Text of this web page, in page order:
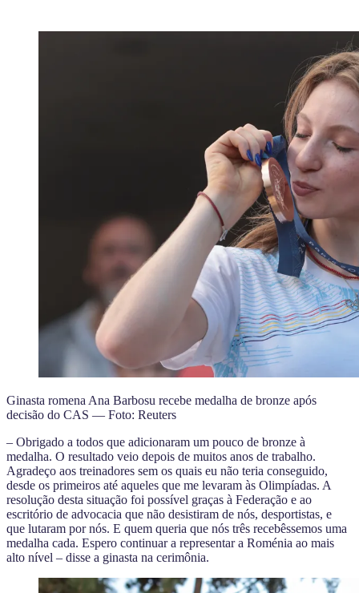
Ginasta romena Ana Barbosu recebe medalha de bronze após
decisão do CAS — Foto: Reuters
– Obrigado a todos que adicionaram um pouco de bronze à
medalha. O resultado veio depois de muitos anos de trabalho.
Agradeço aos treinadores sem os quais eu não teria conseguido,
desde os primeiros até aqueles que me levaram às Olimpíadas. A
resolução desta situação foi possível graças à Federação e ao
escritório de advocacia que não desistiram de nós, desportistas, e
que lutaram por nós. E quem queria que nós três recebêssemos uma
medalha cada. Espero continuar a representar a Roménia ao mais
alto nível – disse a ginasta na cerimônia.